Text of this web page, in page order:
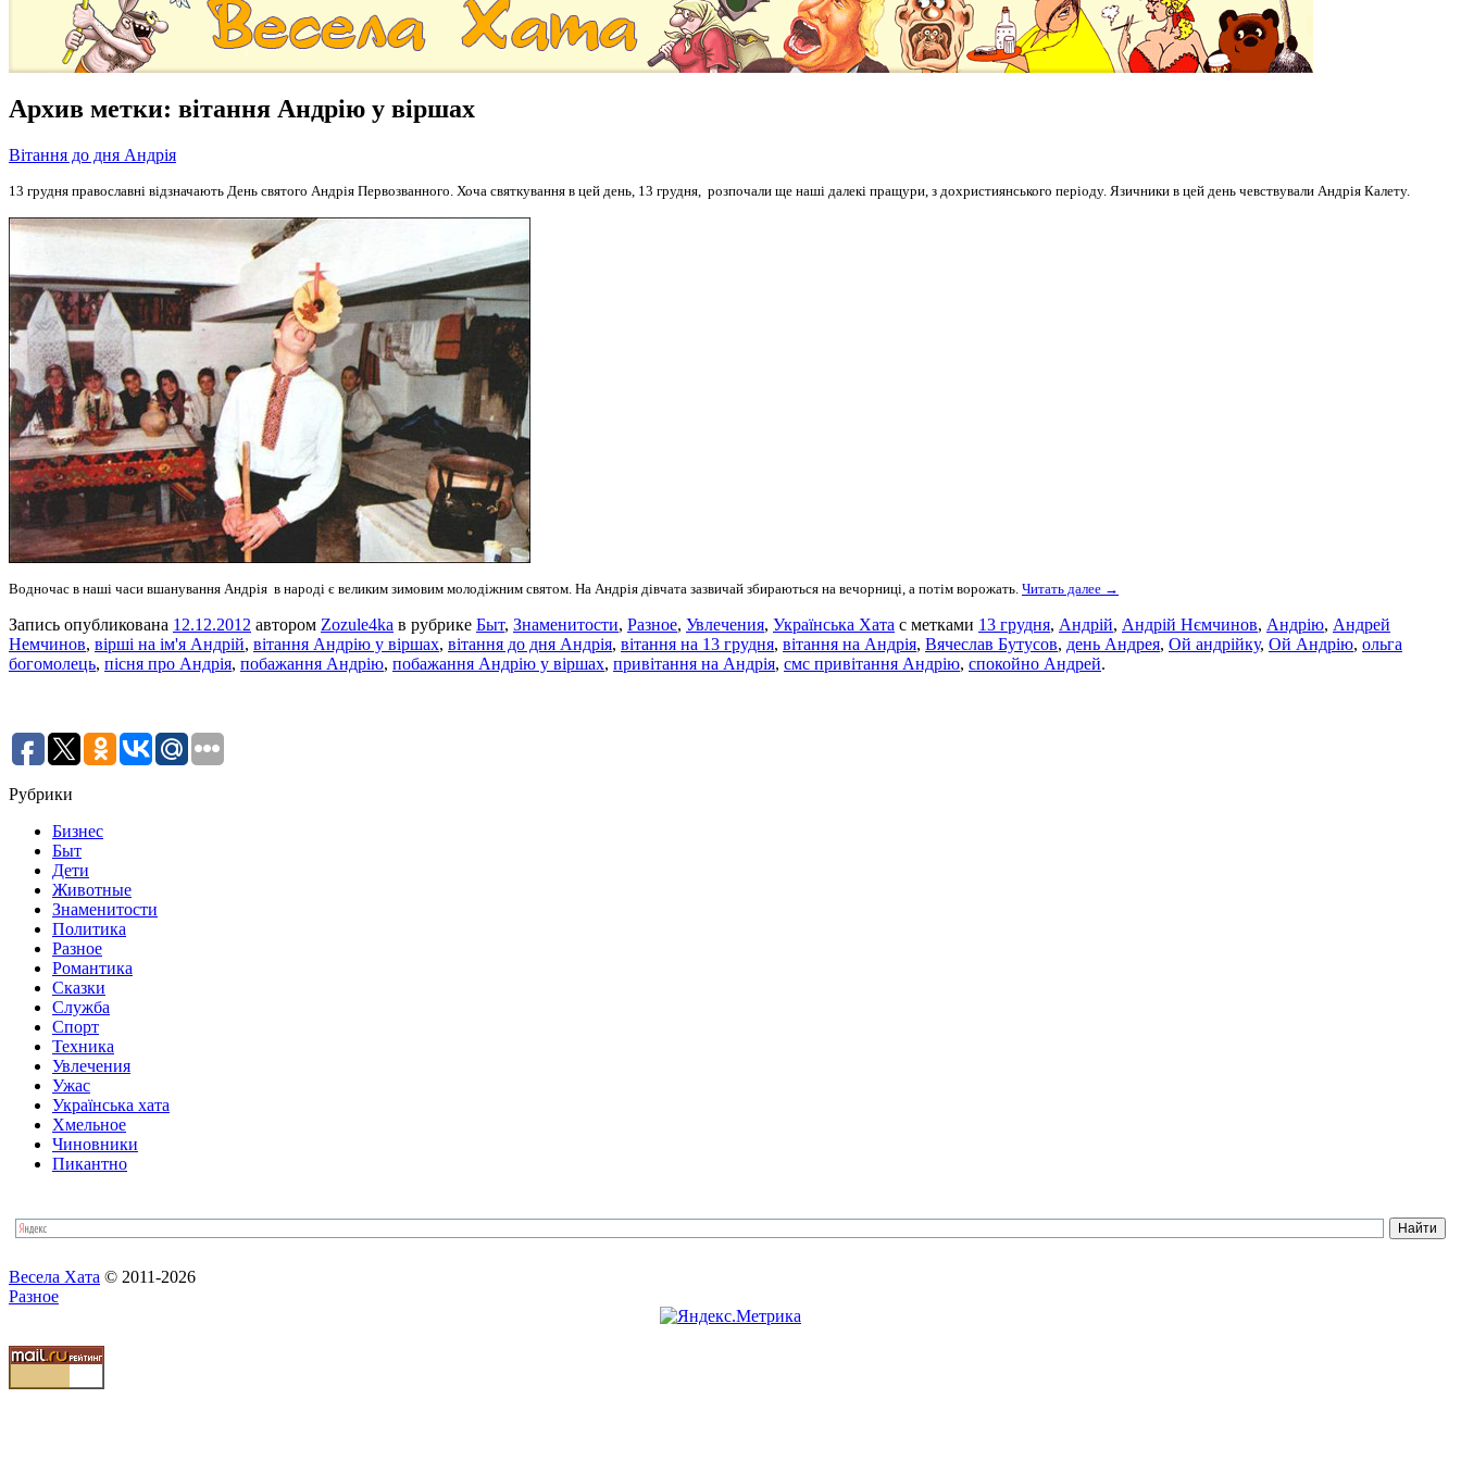
Архив метки: вітання Андрію у віршах
Вітання до дня Андрія
13 грудня православні відзначають День святого Андрія Первозванного. Хоча святкування в цей день, 13 грудня, розпочали ще наші далекі пращури, з дохристиянського періоду. Язичники в цей день чевствували Андрія Калету.
Водночас в наші часи вшанування Андрія в народі є великим зимовим молодіжним святом. На Андрія дівчата зазвичай збираються на вечорниці, а потім ворожать. Читать далее →
Запись опубликована 12.12.2012 автором Zozule4ka в рубрике Быт, Знаменитости, Разное, Увлечения, Українська Хата с метками 13 грудня, Андрій, Андрій Нємчинов, Андрію, Андрей
Немчинов, вірші на ім'я Андрій, вітання Андрію у віршах, вітання до дня Андрія, вітання на 13 грудня, вітання на Андрія, Вячеслав Бутусов, день Андрея, Ой андрійку, Ой Андрію, ольга
богомолець, пісня про Андрія, побажання Андрію, побажання Андрію у віршах, привітання на Андрія, смс привітання Андрію, спокойно Андрей.
Рубрики
Бизнес
Быт
Дети
Животные
Знаменитости
Политика
Разное
Романтика
Сказки
Служба
Спорт
Техника
Увлечения
Ужас
Українська хата
Хмельное
Чиновники
Пикантно
Весела Хата © 2011-2026
Разное